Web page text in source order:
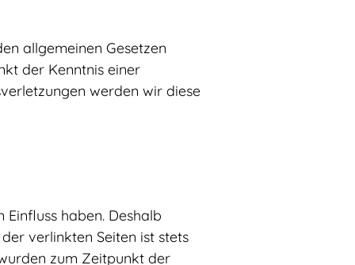
allgemeinen Gesetzen
der Kenntnis einer
werden wir diese
haben. Deshalb
verlinkten Seiten ist stets
zum Zeitpunkt der